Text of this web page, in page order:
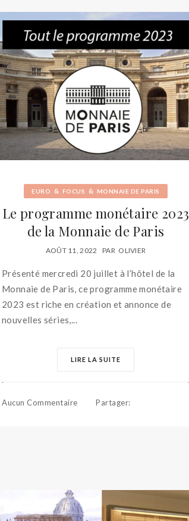
EURO & FOCUS & MONNAIE DE PARIS
Le programme monétaire 2023
de la Monnaie de Paris
AOÛT 11, 2022 PAR OLIVIER
Présenté mercredi 20 juillet à l’hôtel de la
Monnaie de Paris, ce programme monétaire
2023 est riche en création et annonce de
nouvelles séries,...
LIRE LA SUITE
Aucun Commentaire Partager: